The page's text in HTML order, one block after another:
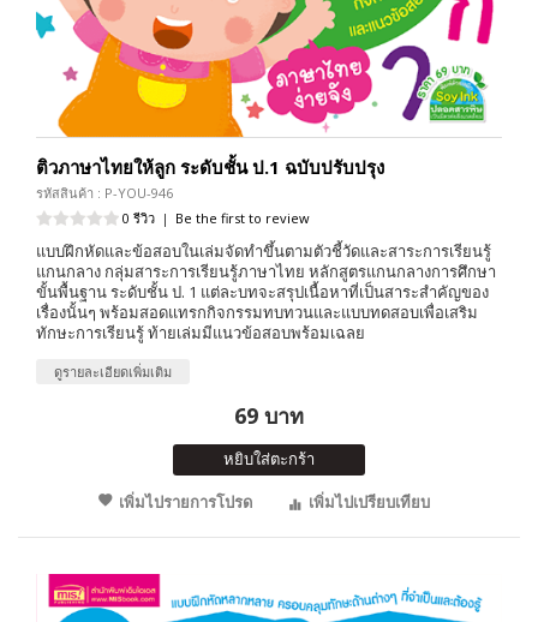
ติวภาษาไทยให้ลูก ระดับชั้น ป.1 ฉบับปรับปรุง
รหัสสินค้า : P-YOU-946
0 รีวิว | Be the first to review
แบบฝึกหัดและข้อสอบในเล่มจัดทำขึ้นตามตัวชี้วัดและสาระการเรียนรู้
แกนกลาง กลุ่มสาระการเรียนรู้ภาษาไทย หลักสูตรแกนกลางการศึกษา
ขั้นพื้นฐาน ระดับชั้น ป. 1 แต่ละบทจะสรุปเนื้อหาที่เป็นสาระสำคัญของ
เรื่องนั้นๆ พร้อมสอดแทรกกิจกรรมทบทวนและแบบทดสอบเพื่อเสริม
ทักษะการเรียนรู้ ท้ายเล่มมีแนวข้อสอบพร้อมเฉลย
ดูรายละเอียดเพิ่มเติม
69 บาท
หยิบใส่ตะกร้า
เพิ่มไปรายการโปรด
เพิ่มไปเปรียบเทียบ